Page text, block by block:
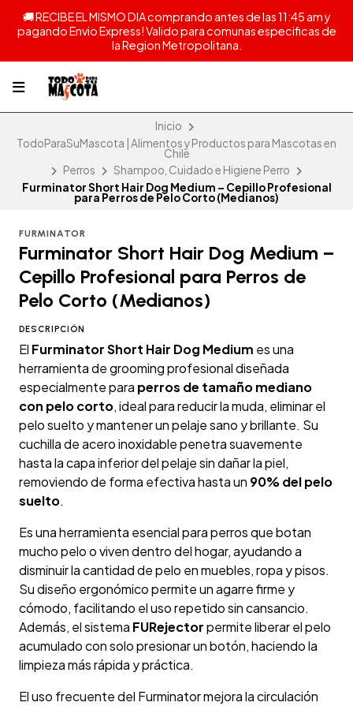
🚚 RECIBE EL MISMO DIA comprando antes de las 11:45 am y
pagando Envio Express! Valido para comunas especificas de
la Region Metropolitana.
Inicio
TodoParaSuMascota | Alimentos y Productos para Mascotas en
Chile
Perros
Shampoo, Cuidado e Higiene Perro
Furminator Short Hair Dog Medium – Cepillo Profesional
para Perros de Pelo Corto (Medianos)
FURMINATOR
Furminator Short Hair Dog Medium –
Cepillo Profesional para Perros de
Pelo Corto (Medianos)
DESCRIPCIÓN
El Furminator Short Hair Dog Medium es una
herramienta de grooming profesional diseñada
especialmente para perros de tamaño mediano
con pelo corto, ideal para reducir la muda, eliminar el
pelo suelto y mantener un pelaje sano y brillante. Su
cuchilla de acero inoxidable penetra suavemente
hasta la capa inferior del pelaje sin dañar la piel,
removiendo de forma efectiva hasta un 90% del pelo
suelto.
Es una herramienta esencial para perros que botan
mucho pelo o viven dentro del hogar, ayudando a
disminuir la cantidad de pelo en muebles, ropa y pisos.
Su diseño ergonómico permite un agarre firme y
cómodo, facilitando el uso repetido sin cansancio.
Además, el sistema FURejectorpermite liberar el pelo
acumulado con solo presionar un botón, haciendo la
limpieza más rápida y práctica.
El uso frecuente del Furminator mejora la circulación